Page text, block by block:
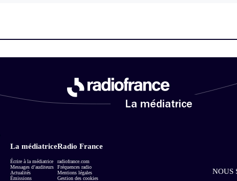
La médiatrice
La médiatrice
Écrire à la médiatrice
Messages d’auditeurs
Actualités
Émissions
Radio France
radiofrance.com
Fréquences radio
Mentions légales
Gestion des cookies
NOUS